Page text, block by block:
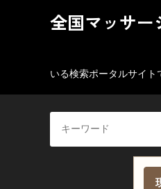
全国マッサー
いる検索ポータルサイト